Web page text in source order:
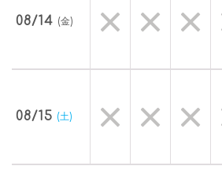
08/14 (金)
08/15 (土)